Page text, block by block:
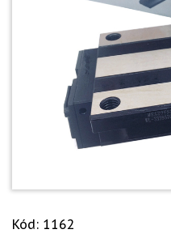
Kód: 1162